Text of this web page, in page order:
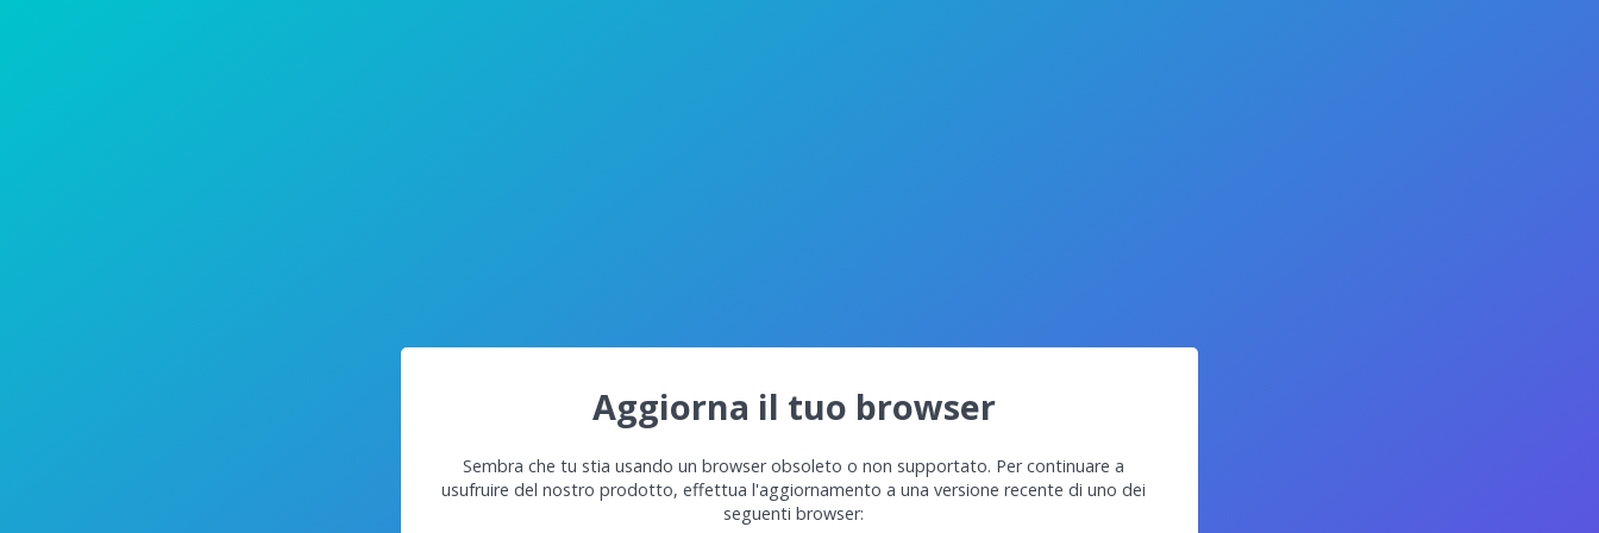
Aggiorna il tuo browser
Sembra che tu stia usando un browser obsoleto o non supportato. Per continuare a
usufruire del nostro prodotto, effettua l'aggiornamento a una versione recente di uno dei
seguenti browser: